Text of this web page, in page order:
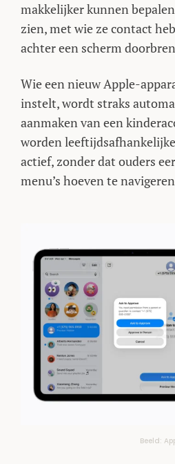
makkelijker kunnen
zien, met wie ze contact
achter een scherm
Wie een nieuw Apple-
instelt, wordt straks
aanmaken van een
worden
actief, zonder dat ouders
menu’s hoeven te
Beeld: